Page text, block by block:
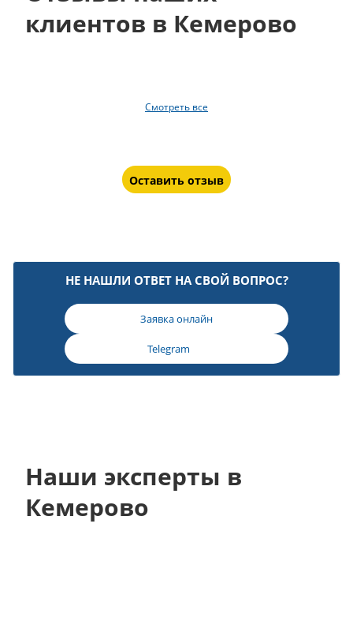
клиентов в Кемерово
Смотреть все
Оставить отзыв
НЕ НАШЛИ ОТВЕТ НА СВОЙ ВОПРОС?
Заявка онлайн
Telegram
Наши эксперты в
Кемерово